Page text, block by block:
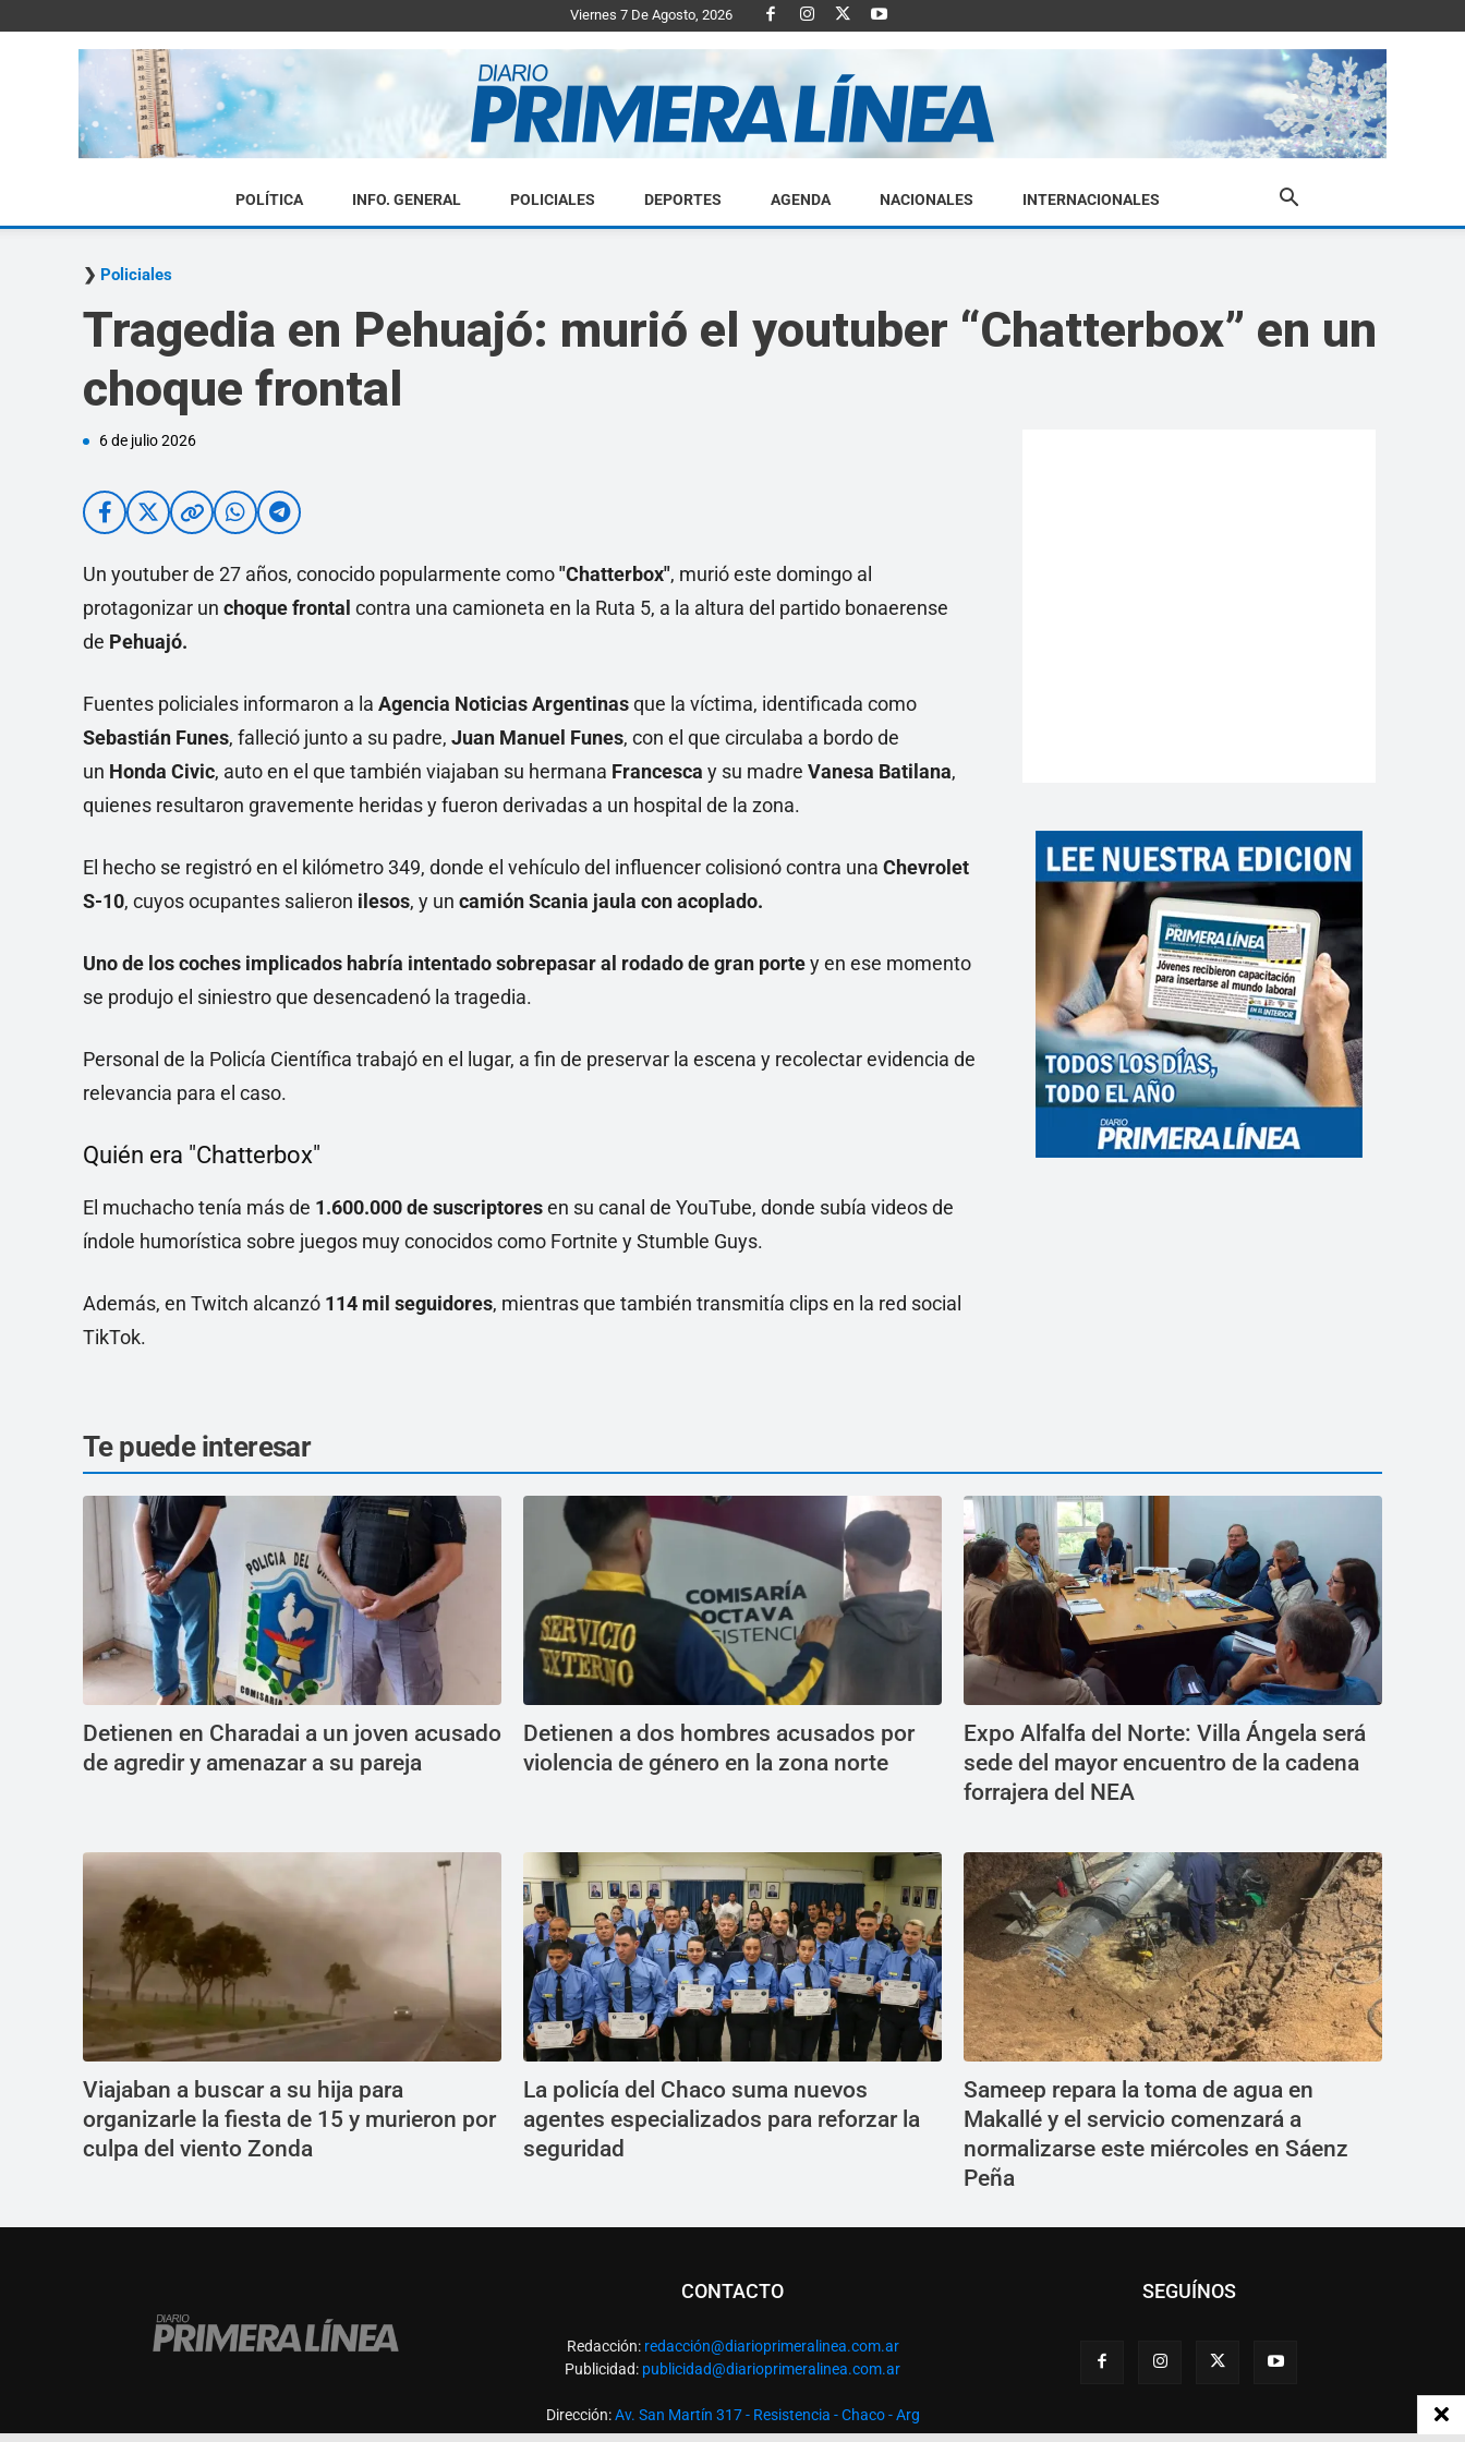
Viernes 7 De Agosto, 2026
Diario
POLÍTICA INFO. GENERAL POLICIALES DEPORTES AGENDA NACIONALES INTERNACIONALES
Policiales
Tragedia en Pehuajó: murió el youtuber “Chatterbox” en un
choque frontal
6 de julio 2026
Un youtuber de 27 años, conocido popularmente como"Chatterbox", murió este domingo al
protagonizar un choque frontal contra una camioneta en la Ruta 5, a la altura del partido bonaerense
de Pehuajó.
Fuentes policiales informaron a la Agencia Noticias Argentinasque la víctima, identificada como
Sebastián Funes, falleció junto a su padre, Juan Manuel Funes, con el que circulaba a bordo de
un Honda Civic, auto en el que también viajaban su hermana Francesca y su madre Vanesa Batilana,
quienes resultaron gravemente heridas y fueron derivadas a un hospital de la zona.
El hecho se registró en el kilómetro 349, donde el vehículo del influencer colisionó contra una Chevrolet
S-10, cuyos ocupantes salieron ilesos, y un camión Scania jaula con acoplado.
Uno de los coches implicados habría intentado sobrepasar al rodado de gran portey en ese momento
se produjo el siniestro que desencadenó la tragedia.
Personal de la Policía Científica trabajó en el lugar, a fin de preservar la escena y recolectar evidencia de
relevancia para el caso.
Quién era "Chatterbox"
El muchacho tenía más de 1.600.000 de suscriptoresen su canal de YouTube, donde subía videos de
índole humorística sobre juegos muy conocidos como Fortnite y Stumble Guys.
Además, en Twitch alcanzó 114 mil seguidores, mientras que también transmitía clips en la red social
TikTok.
Te puede interesar
Detienen en Charadai a un joven acusado
de agredir y amenazar a su pareja
Detienen a dos hombres acusados por
violencia de género en la zona norte
Expo Alfalfa del Norte: Villa Ángela será
sede del mayor encuentro de la cadena
forrajera del NEA
Viajaban a buscar a su hija para
organizarle la fiesta de 15 y murieron por
culpa del viento Zonda
La policía del Chaco suma nuevos
agentes especializados para reforzar la
seguridad
Sameep repara la toma de agua en
Makallé y el servicio comenzará a
normalizarse este miércoles en Sáenz
Peña
CONTACTO
Redacción: redacción@diarioprimeralinea.com.ar
Publicidad: publicidad@diarioprimeralinea.com.ar
Dirección:Av. San Martín 317 - Resistencia - Chaco - Arg
SEGUÍNOS